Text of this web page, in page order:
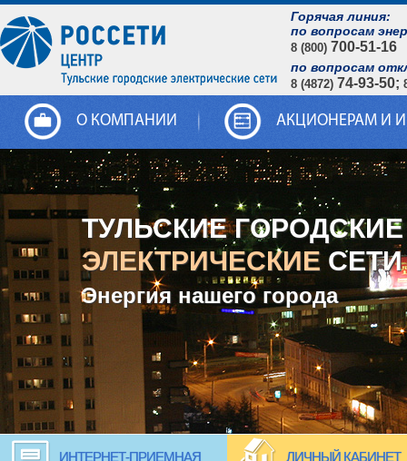
Горячая линия:
по вопросам
8 (800) 700-51-16
по вопросам
8 (4872) 74-93-50;
О КОМПАНИИ АКЦИОНЕРАМ И
ТУЛЬСКИЕ ГОРОДСКИЕ
ЭЛЕКТРИЧЕСКИЕ СЕТИ
Энергия нашего города
ИНТЕРНЕТ-ПРИЕМНАЯ ЛИЧНЫЙ КАБИНЕТ